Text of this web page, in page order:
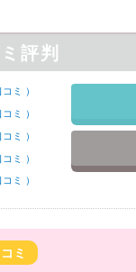
評判
コミ ）
コミ ）
コミ ）
コミ ）
コミ ）
ミ